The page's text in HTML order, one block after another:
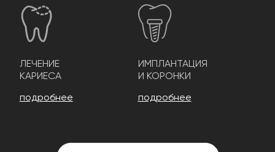
ЛЕЧЕНИЕ
КАРИЕСА
подробнее
ИМПЛАНТАЦИЯ
И КОРОНКИ
подробнее